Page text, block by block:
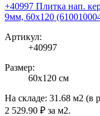
+40997 Плитка нап.
9мм, 60x120
Артикул:
+40997
Размер:
60x120 см
На складе: 31.68 м2 (в
2 529.90 ₽ за м2.